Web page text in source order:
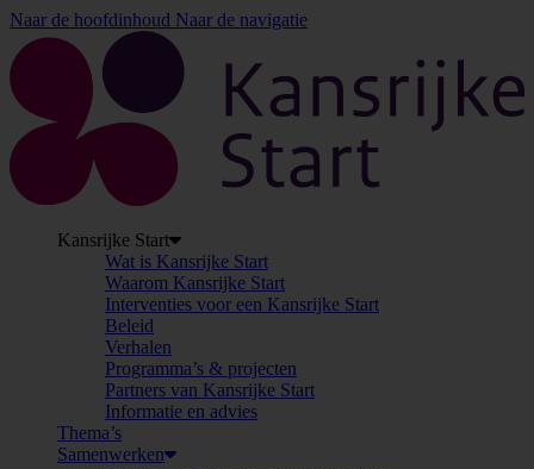
Naar de hoofdinhoud Naar de navigatie
Kansrijke Start
Wat is Kansrijke Start
Waarom Kansrijke Start
Interventies voor een Kansrijke Start
Beleid
Verhalen
Programma’s & projecten
Partners van Kansrijke Start
Informatie en advies
Thema’s
Samenwerken